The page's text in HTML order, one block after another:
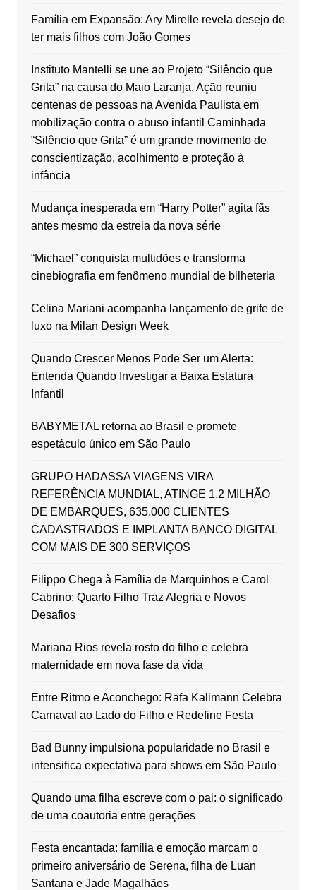
Família em Expansão: Ary Mirelle revela desejo de
ter mais filhos com João Gomes
Instituto Mantelli se une ao Projeto “Silêncio que
Grita” na causa do Maio Laranja. Ação reuniu
centenas de pessoas na Avenida Paulista em
mobilização contra o abuso infantil Caminhada
“Silêncio que Grita” é um grande movimento de
conscientização, acolhimento e proteção à
infância
Mudança inesperada em “Harry Potter” agita fãs
antes mesmo da estreia da nova série
“Michael” conquista multidões e transforma
cinebiografia em fenômeno mundial de bilheteria
Celina Mariani acompanha lançamento de grife de
luxo na Milan Design Week
Quando Crescer Menos Pode Ser um Alerta:
Entenda Quando Investigar a Baixa Estatura
Infantil
BABYMETAL retorna ao Brasil e promete
espetáculo único em São Paulo
GRUPO HADASSA VIAGENS VIRA
REFERÊNCIA MUNDIAL, ATINGE 1.2 MILHÃO
DE EMBARQUES, 635.000 CLIENTES
CADASTRADOS E IMPLANTA BANCO DIGITAL
COM MAIS DE 300 SERVIÇOS
Filippo Chega à Família de Marquinhos e Carol
Cabrino: Quarto Filho Traz Alegria e Novos
Desafios
Mariana Rios revela rosto do filho e celebra
maternidade em nova fase da vida
Entre Ritmo e Aconchego: Rafa Kalimann Celebra
Carnaval ao Lado do Filho e Redefine Festa
Bad Bunny impulsiona popularidade no Brasil e
intensifica expectativa para shows em São Paulo
Quando uma filha escreve com o pai: o significado
de uma coautoria entre gerações
Festa encantada: família e emoção marcam o
primeiro aniversário de Serena, filha de Luan
Santana e Jade Magalhães